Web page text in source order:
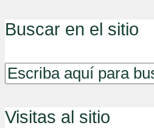
Buscar en el sitio
Visitas al sitio